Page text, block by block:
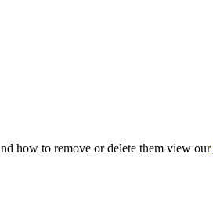
how to remove or delete them view our